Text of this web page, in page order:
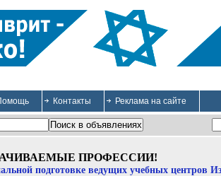
Контакты Реклама на сайте
ПРОФЕССИИ!
подготовке ведущих учебных центров